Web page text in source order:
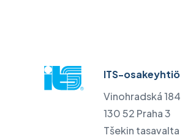
ITS-osakeyhtiö
Vinohradská 184
130 52 Praha 3
Tšekin tasavalta